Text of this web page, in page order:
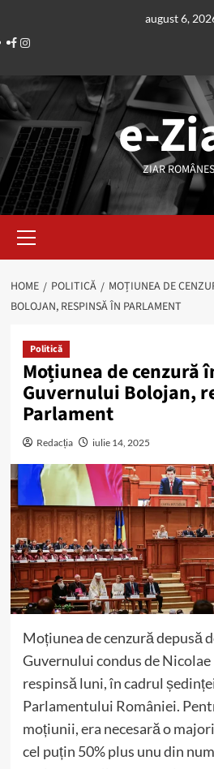
content
august 6,
Facebook
Instagram
e-
ZIAR
Menu
HOME POLITICĂ
MOȚIUNEA DE
BOLOJAN, RESPINSĂ ÎN PARLAMENT
Politică
Moțiunea de cenzură
Guvernului Bolojan,
Parlament
Redacția iulie 14, 2025
Moțiunea de cenzură depusă
Guvernului condus de
respinsă luni, în cadrul
Parlamentului României.
moțiunii, era necesară o
cel puțin 50% plus unu din